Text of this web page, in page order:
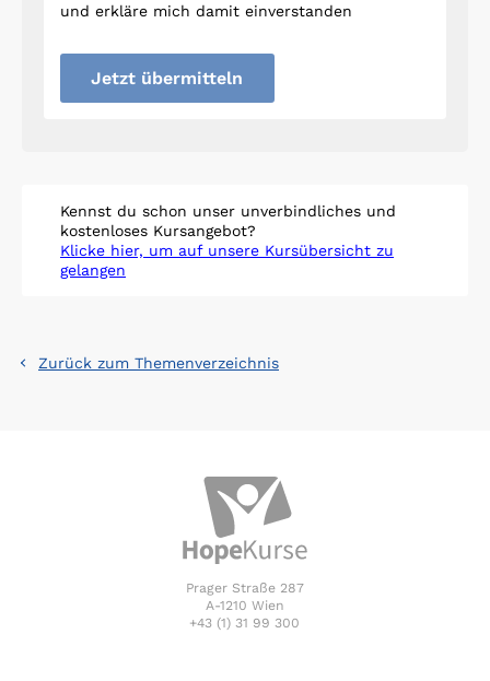
und erkläre mich damit einverstanden
Jetzt übermitteln
Kennst du schon unser unverbindliches und
kostenloses Kursangebot?
Klicke hier, um auf unsere Kursübersicht zu
gelangen
Zurück zum Themenverzeichnis
Prager Straße 287
A-1210 Wien
+43 (1) 31 99 300